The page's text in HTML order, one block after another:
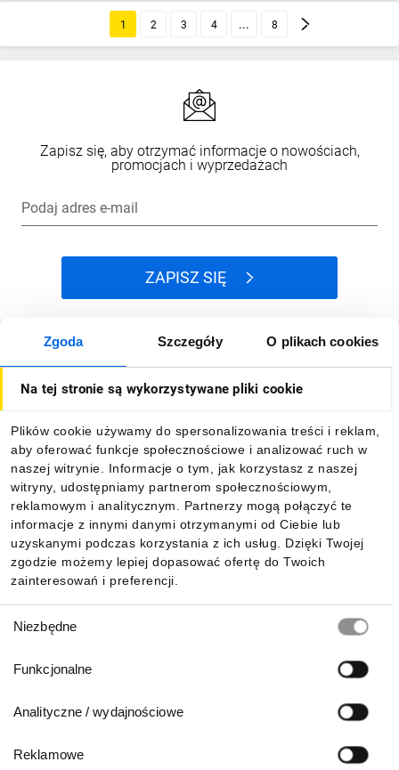
Zgoda Szczegóły O plikach cookies
Na tej stronie są wykorzystywane pliki cookie
Plików cookie używamy do spersonalizowania treści i reklam,
aby oferować funkcje społecznościowe i analizować ruch w
naszej witrynie. Informacje o tym, jak korzystasz z naszej
witryny, udostępniamy partnerom społecznościowym,
reklamowym i analitycznym. Partnerzy mogą połączyć te
informacje z innymi danymi otrzymanymi od Ciebie lub
uzyskanymi podczas korzystania z ich usług. Dzięki Twojej
zgodzie możemy lepiej dopasować ofertę do Twoich
zainteresowań i preferencji.
zgody
Niezbędne
Funkcjonalne
Analityczne / wydajnościowe
Reklamowe
1 2 3 4 8
Zapisz się, aby otrzymać informacje o nowościach,
promocjach i wyprzedażach
Podaj adres e-mail
ZAPISZ SIĘ
Dla kupujących
Informacje
Pobierz naszą aplikację mobilną: